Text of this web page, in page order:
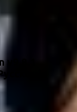
v9.8.1